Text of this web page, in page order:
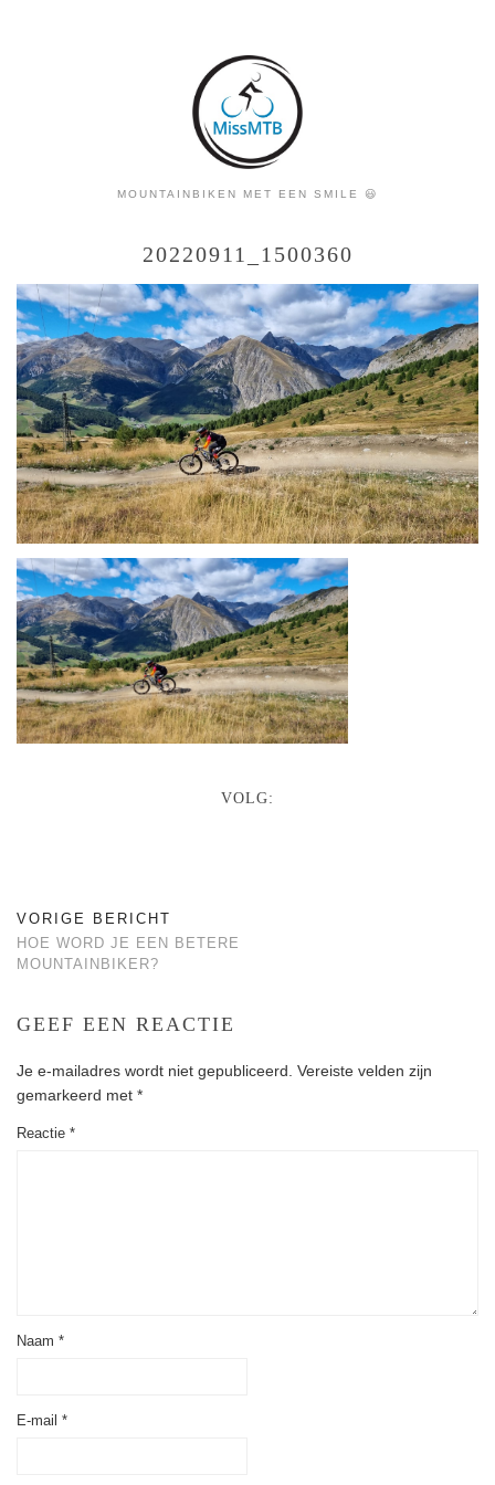
MOUNTAINBIKEN MET EEN SMILE 😃
20220911_1500360
VOLG:
VORIGE BERICHT
HOE WORD JE EEN BETERE
MOUNTAINBIKER?
GEEF EEN REACTIE
Je e-mailadres wordt niet gepubliceerd. Vereiste velden zijn
gemarkeerd met *
Reactie *
Naam *
E-mail *